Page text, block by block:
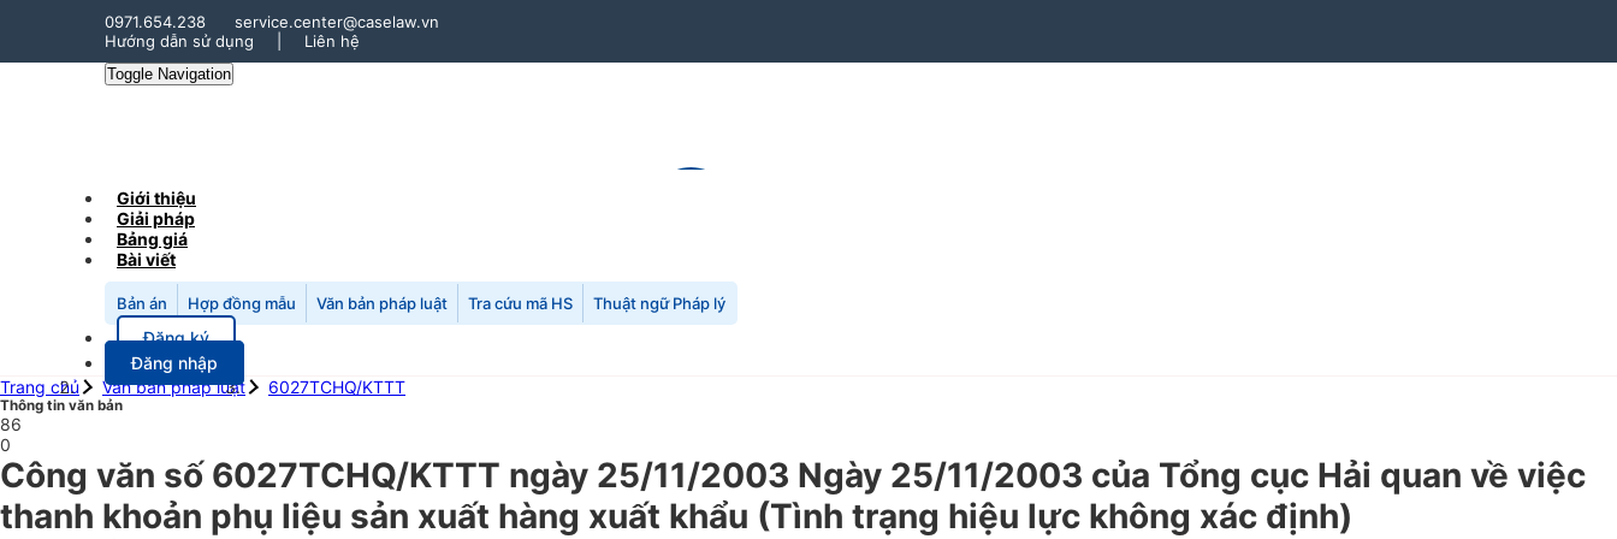
0971.654.238
service.center@caselaw.vn
Hướng dẫn sử dụng
Liên hệ
Toggle Navigation
Giới thiệu
Giải pháp
Bảng giá
Bài viết
Bản án Hợp đồng mẫu Văn bản pháp luật Tra cứu mã HS Thuật ngữ Pháp lý
Đăng ký
Đăng nhập
Trang chủ
Văn bản pháp luật 6027TCHQ/KTTT
Thông tin văn bản
86
0
Công văn số 6027TCHQ/KTTT ngày 25/11/2003 Ngày 25/11/2003 của Tổng cục Hải quan về việc
thanh khoản phụ liệu sản xuất hàng xuất khẩu (Tình trạng hiệu lực không xác định)